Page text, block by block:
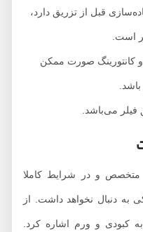
قبل از تزریق دارد،
صورت ممکن
می‌باشد.
و در شرایط کاملا
نخواهد داشت. از
و ورم اشاره کرد.